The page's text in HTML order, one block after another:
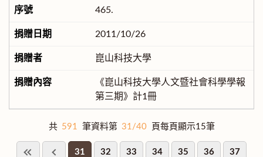
465.
2011/10/26
崑山科技大學
《崑山科技大學人文暨社會科學學報
第三期》計1冊
共 591 筆資料第 31/40 頁每頁顯示15筆
31 32 33 34 35 36 37